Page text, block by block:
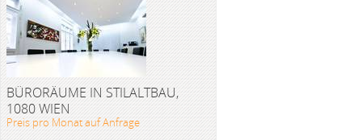
BÜRORÄUME IN STILALTBAU,
1080 WIEN
Preis pro Monat auf Anfrage